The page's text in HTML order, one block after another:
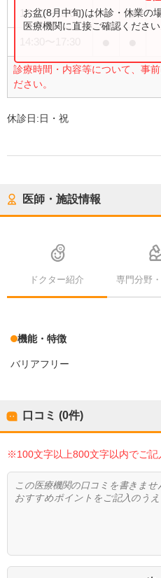
12:00〜13:00 ● ●
診療時間・内容等について、事
ださい。
お盆(8月中旬)は休診・休業の
医療機関に直接ご確認ください
休診日:日・祝
医師・施設情報
ドクター紹介 専門分野
機能・特徴
バリアフリー
口コミ (0件)
※100文字以上800文字以内でご記